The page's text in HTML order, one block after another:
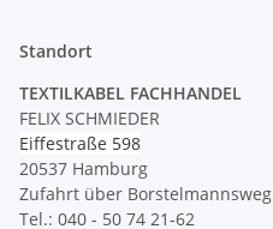
Standort
TEXTILKABEL FACHHANDEL
FELIX SCHMIEDER
Eiffestraße 598
20537 Hamburg
Zufahrt über Borstelmannsweg
Tel.: 040 - 50 74 21-62